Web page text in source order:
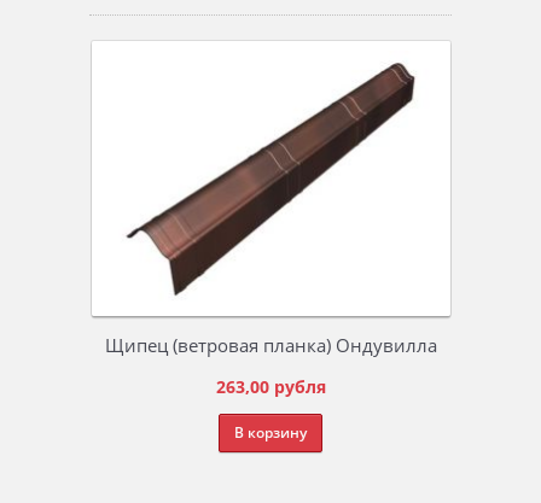
Щипец (ветровая планка) Ондувилла
263,00 рубля
В корзину